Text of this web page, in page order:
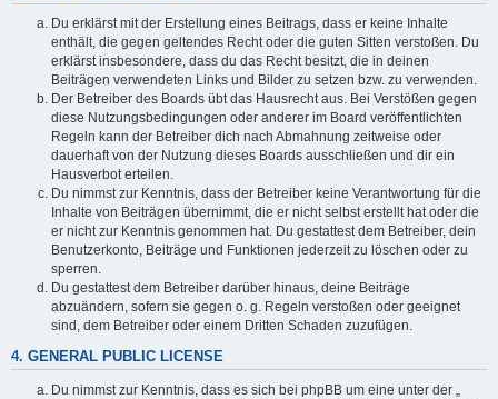
Du erklärst mit der Erstellung eines Beitrags, dass er keine Inhalte
enthält, die gegen geltendes Recht oder die guten Sitten verstoßen. Du
erklärst insbesondere, dass du das Recht besitzt, die in deinen
Beiträgen verwendeten Links und Bilder zu setzen bzw. zu verwenden.
Der Betreiber des Boards übt das Hausrecht aus. Bei Verstößen gegen
diese Nutzungsbedingungen oder anderer im Board veröffentlichten
Regeln kann der Betreiber dich nach Abmahnung zeitweise oder
dauerhaft von der Nutzung dieses Boards ausschließen und dir ein
Hausverbot erteilen.
Du nimmst zur Kenntnis, dass der Betreiber keine Verantwortung für die
Inhalte von Beiträgen übernimmt, die er nicht selbst erstellt hat oder die
er nicht zur Kenntnis genommen hat. Du gestattest dem Betreiber, dein
Benutzerkonto, Beiträge und Funktionen jederzeit zu löschen oder zu
sperren.
Du gestattest dem Betreiber darüber hinaus, deine Beiträge
abzuändern, sofern sie gegen o. g. Regeln verstoßen oder geeignet
sind, dem Betreiber oder einem Dritten Schaden zuzufügen.
4. GENERAL PUBLIC LICENSE
Du nimmst zur Kenntnis, dass es sich bei phpBB um eine unter der „